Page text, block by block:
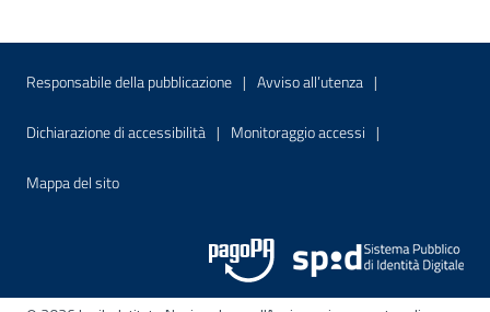
Menu di servizio
Responsabile della pubblicazione Sito interno - Apre in una nuova
Avviso all’utenza Sito interno -
Dichiarazione di accessibilità Sito interno - Apre in una nuova finestra
Monitoraggio accessi Sito interno -
Mappa del sitoSito interno - Apre nella stessa finestra